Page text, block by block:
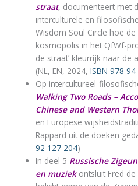
straat, documenteert met
interculturele en
Wisdom Soul Circle hoe
kosmopolis in het QfWf-
de straat’ kleurrijk naar de
(NL, EN, 2024,ISBN 978
Op intercultureel-
Walking Two Roads –
Chinese and Western
en Europese
Rappard uit de doeken
92 127 204)
In deel 5 Russische
en muziekontsluit Fred